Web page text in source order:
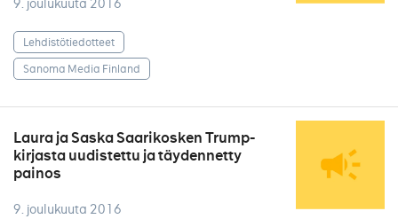
9. joulukuuta 2016
Lehdistötiedotteet
Sanoma Media Finland
Laura ja Saska Saarikosken Trump-
kirjasta uudistettu ja täydennetty
painos
9. joulukuuta 2016